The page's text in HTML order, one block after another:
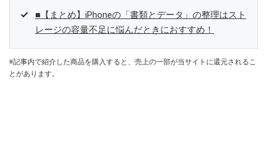
■【まとめ】iPhoneの「書類とデータ」の整理はスト
レージの容量不足に悩んだときにおすすめ！
※記事内で紹介した商品を購入すると、売上の一部が当サイトに還元されるこ
とがあります。